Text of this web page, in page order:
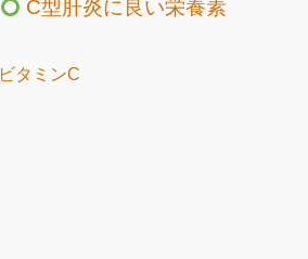
C型肝炎に良い栄養素
ビタミンC